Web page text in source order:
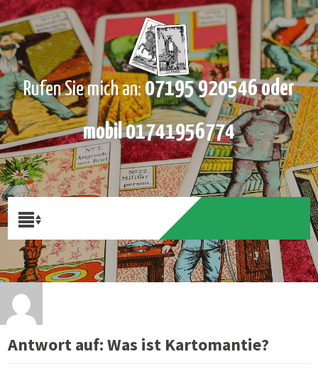
Rufen Sie mich an:07195 920546 oder
mobil 01741956774
Antwort auf: Was ist Kartomantie?